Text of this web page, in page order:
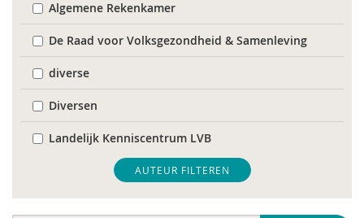
Algemene Rekenkamer
De Raad voor Volksgezondheid & Samenleving
diverse
Diversen
Landelijk Kenniscentrum LVB
Mariëlle Bruning
Mentale gezondheidsnetwerken
AUTEUR FILTEREN